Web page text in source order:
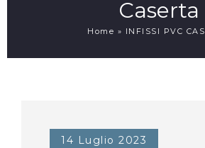
Caserta
Home » INFISSI PVC
14 Luglio 2023